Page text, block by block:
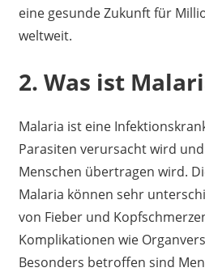
eine gesunde Zukunft für
weltweit.
2. Was ist
Malaria ist eine
Parasiten verursacht wird
Menschen übertragen wird.
Malaria können sehr
von Fieber und
Komplikationen wie
Besonders betroffen sind